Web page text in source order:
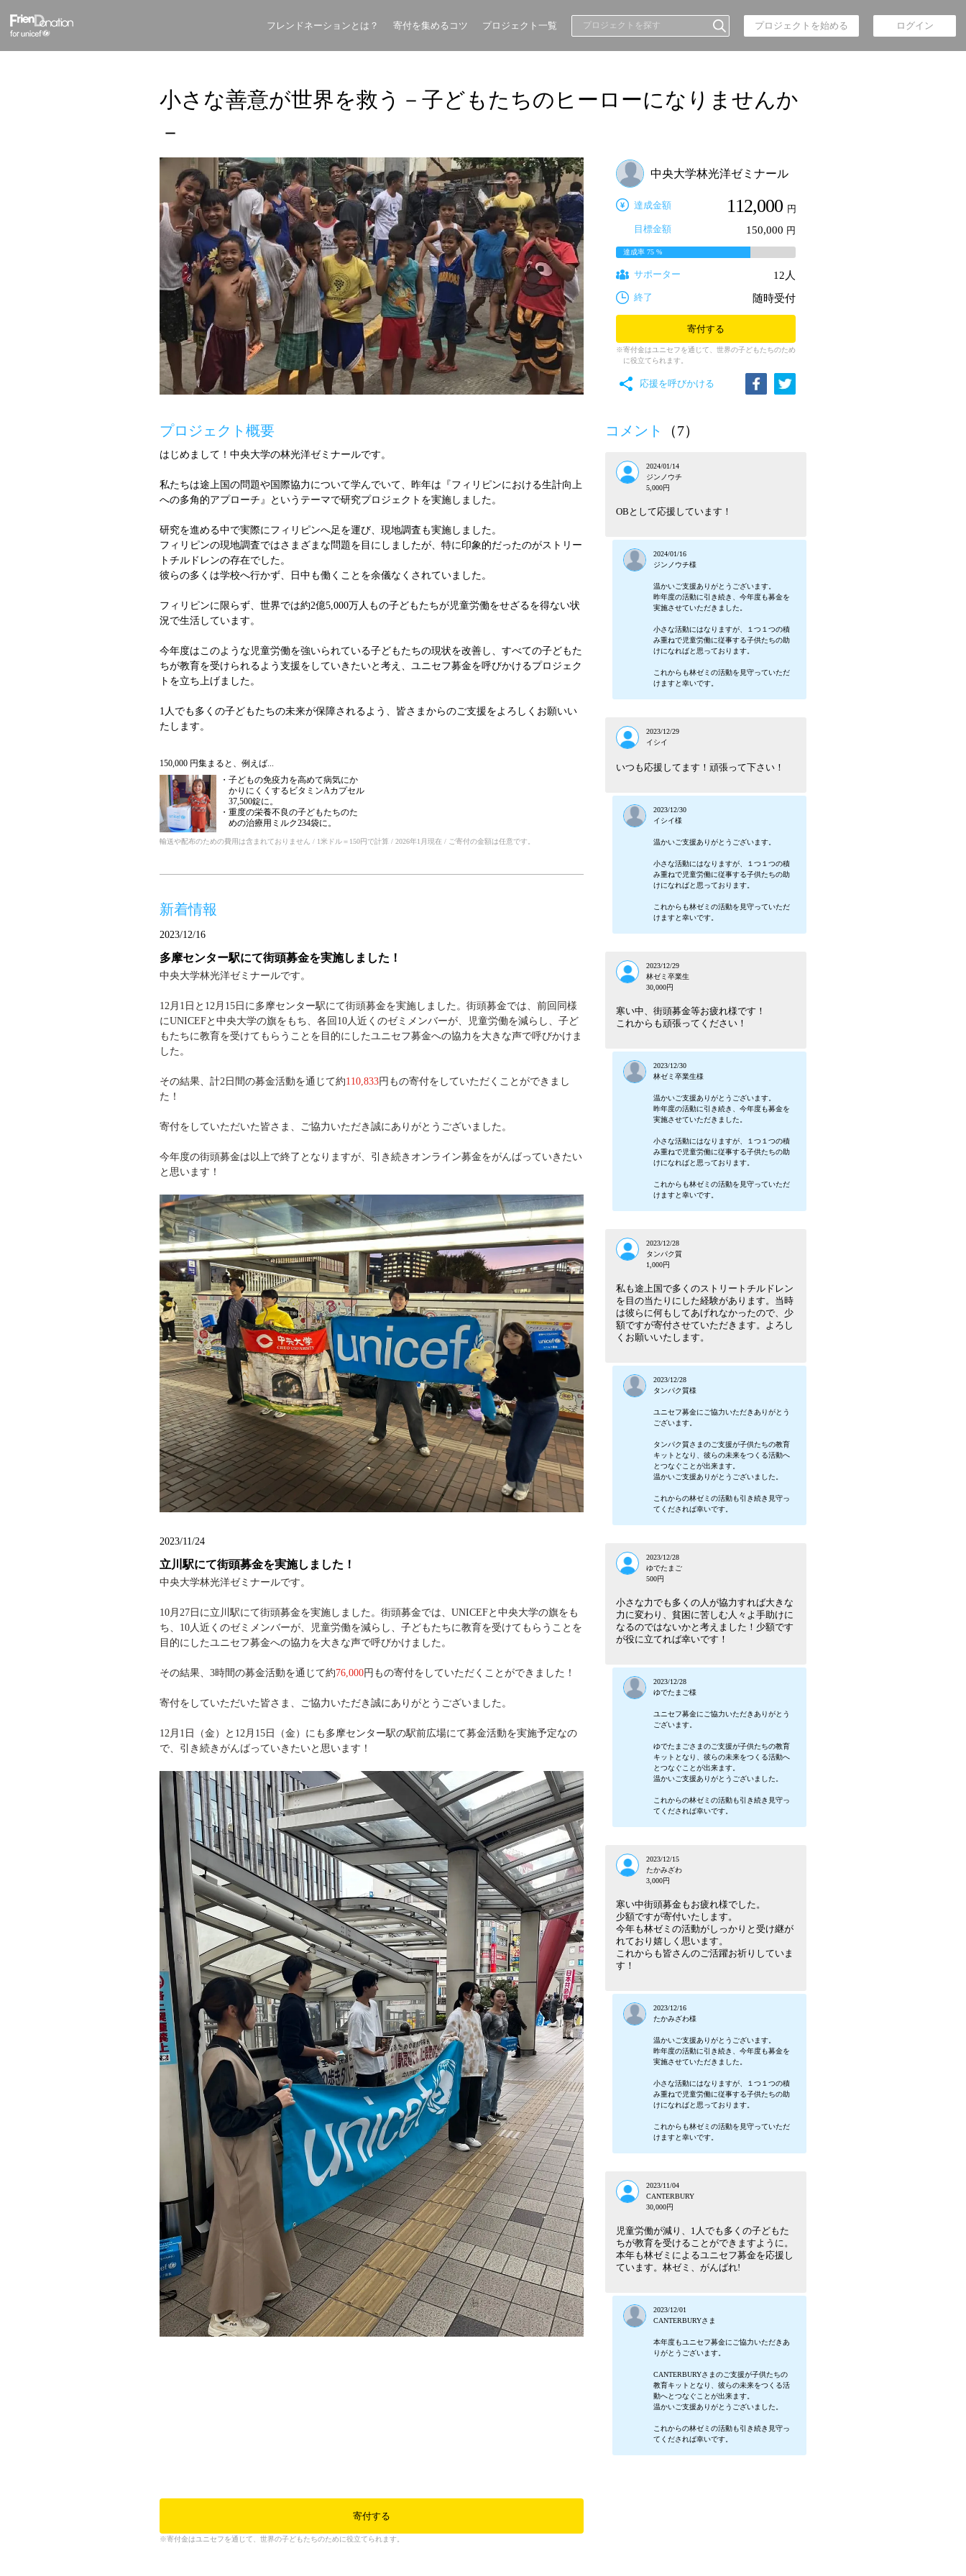
フレンドネーションとは？ 寄付を集めるコツ プロジェクト一覧 プロジェクトを始める ログイン
小さな善意が世界を救う－子どもたちのヒーローになりませんか
－
中央大学林光洋ゼミナール
達成金額 112,000 円
目標金額
150,000 円
達成率 75 %
サポーター 12人
終了 随時受付
寄付する
寄付金はユニセフを通じて、世界の子どもたちのため
に役立てられます。
応援を呼びかける
プロジェクト概要
はじめまして！中央大学の林光洋ゼミナールです。
私たちは途上国の問題や国際協力について学んでいて、昨年は『フィリピンにおける生計向上
への多角的アプローチ』というテーマで研究プロジェクトを実施しました。
研究を進める中で実際にフィリピンへ足を運び、現地調査も実施しました。
フィリピンの現地調査ではさまざまな問題を目にしましたが、特に印象的だったのがストリー
トチルドレンの存在でした。
彼らの多くは学校へ行かず、日中も働くことを余儀なくされていました。
フィリピンに限らず、世界では約2億5,000万人もの子どもたちが児童労働をせざるを得ない状
況で生活しています。
今年度はこのような児童労働を強いられている子どもたちの現状を改善し、すべての子どもた
ちが教育を受けられるよう支援をしていきたいと考え、ユニセフ募金を呼びかけるプロジェク
トを立ち上げました。
1人でも多くの子どもたちの未来が保障されるよう、皆さまからのご支援をよろしくお願いい
たします。
150,000 円集まると、例えば...
子どもの免疫力を高めて病気にか
かりにくくするビタミンAカプセル
37,500錠に。
重度の栄養不良の子どもたちのた
めの治療用ミルク234袋に。
輸送や配布のための費用は含まれておりません / 1米ドル＝150円で計算 / 2026年1月現在 / ご寄付の金額は任意です。
新着情報
2023/12/16
多摩センター駅にて街頭募金を実施しました！
中央大学林光洋ゼミナールです。
12月1 日と12月15日に多摩センター駅にて街頭募金を実施しました。街頭募金では、前回同様
にUNICEFと中央大学の旗をもち、各回 10人近くのゼミメンバーが、児童労働を減らし、子ど
もたちに教育を受けてもらうことを目的にしたユニセフ募金への協力を大きな声で呼びかけま
した。
その結果、計2日間の募金活動を通じて約110,833円もの寄付をしていただくことができまし
た！
寄付をしていただいた皆さま、ご協力いただき誠にありがとうございました。
今年度の街頭募金は以上で終了となりますが、引き続きオンライン募金をがんばっていきたい
と思います！
2023/11/24
立川駅にて街頭募金を実施しました！
中央大学林光洋ゼミナールです。
10月 27 日に立川駅にて街頭募金を実施しました。街頭募金では、 UNICEFと中央大学の旗をも
ち、 10人近くのゼミメンバーが、児童労働を減らし、子どもたちに教育を受けてもらうことを
目的にしたユニセフ募金への協力を大きな声で呼びかけました。
その結果、 3時間の募金活動を通じて約76,000円もの寄付をしていただくことができました！
寄付をしていただいた皆さま、ご協力いただき誠にありがとうございました。
12月 1 日（金）と 12月 15 日（金）にも多摩センター駅の駅前広場にて募金活動を実施予定なの
で、引き続きがんばっていきたいと思います！
コメント （7）
2024/01/14
ジンノウチ
5,000円
OBとして応援しています！
2024/01/16
ジンノウチ様
温かいご支援ありがとうございます。
昨年度の活動に引き続き、今年度も募金を
実施させていただきました。
小さな活動にはなりますが、１つ１つの積
み重ねで児童労働に従事する子供たちの助
けになればと思っております。
これからも林ゼミの活動を見守っていただ
けますと幸いです。
2023/12/29
イシイ
いつも応援してます！頑張って下さい！
2023/12/30
イシイ様
温かいご支援ありがとうございます。
小さな活動にはなりますが、１つ１つの積
み重ねで児童労働に従事する子供たちの助
けになればと思っております。
これからも林ゼミの活動を見守っていただ
けますと幸いです。
2023/12/29
林ゼミ卒業生
30,000円
寒い中、街頭募金等お疲れ様です！
これからも頑張ってください！
2023/12/30
林ゼミ卒業生様
温かいご支援ありがとうございます。
昨年度の活動に引き続き、今年度も募金を
実施させていただきました。
小さな活動にはなりますが、１つ１つの積
み重ねで児童労働に従事する子供たちの助
けになればと思っております。
これからも林ゼミの活動を見守っていただ
けますと幸いです。
2023/12/28
タンパク質
1,000円
私も途上国で多くのストリートチルドレン
を目の当たりにした経験があります。当時
は彼らに何もしてあげれなかったので、少
額ですが寄付させていただきます。よろし
くお願いいたします。
2023/12/28
タンパク質様
ユニセフ募金にご協力いただきありがとう
ございます。
タンパク質さまのご支援が子供たちの教育
キットとなり、彼らの未来をつくる活動へ
とつなぐことが出来ます。
温かいご支援ありがとうございました。
これからの林ゼミの活動も引き続き見守っ
てくだされば幸いです。
2023/12/28
ゆでたまご
500円
小さな力でも多くの人が協力すれば大きな
力に変わり、貧困に苦しむ人々よ手助けに
なるのではないかと考えました！少額です
が役に立てれば幸いです！
2023/12/28
ゆでたまご様
ユニセフ募金にご協力いただきありがとう
ございます。
ゆでたまごさまのご支援が子供たちの教育
キットとなり、彼らの未来をつくる活動へ
とつなぐことが出来ます。
温かいご支援ありがとうございました。
これからの林ゼミの活動も引き続き見守っ
てくだされば幸いです。
2023/12/15
たかみざわ
3,000円
寒い中街頭募金もお疲れ様でした。
少額ですが寄付いたします。
今年も林ゼミの活動がしっかりと受け継が
れており嬉しく思います。
これからも皆さんのご活躍お祈りしていま
す！
2023/12/16
たかみざわ様
温かいご支援ありがとうございます。
昨年度の活動に引き続き、今年度も募金を
実施させていただきました。
小さな活動にはなりますが、１つ１つの積
み重ねで児童労働に従事する子供たちの助
けになればと思っております。
これからも林ゼミの活動を見守っていただ
けますと幸いです。
2023/11/04
CANTERBURY
30,000円
児童労働が減り、1人でも多くの子どもた
ちが教育を受けることができますように。
本年も林ゼミによるユニセフ募金を応援し
ています。林ゼミ、がんばれ!
2023/12/01
CANTERBURYさま
本年度もユニセフ募金にご協力いただきあ
りがとうございます。
CANTERBURYさまのご支援が子供たちの
教育キットとなり、彼らの未来をつくる活
動へとつなぐことが出来ます。
温かいご支援ありがとうございました。
これからの林ゼミの活動も引き続き見守っ
てくだされば幸いです。
寄付する
寄付金はユニセフを通じて、世界の子どもたちのために役立てられます。